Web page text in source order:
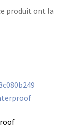
produit ont la